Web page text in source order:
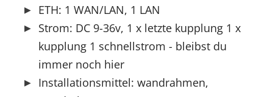
ETH: 1 WAN/LAN, 1 LAN
Strom: DC 9-36v, 1 x letzte kupplung 1 x
kupplung 1 schnellstrom - bleibst du
immer noch hier
Installationsmittel: wandrahmen,